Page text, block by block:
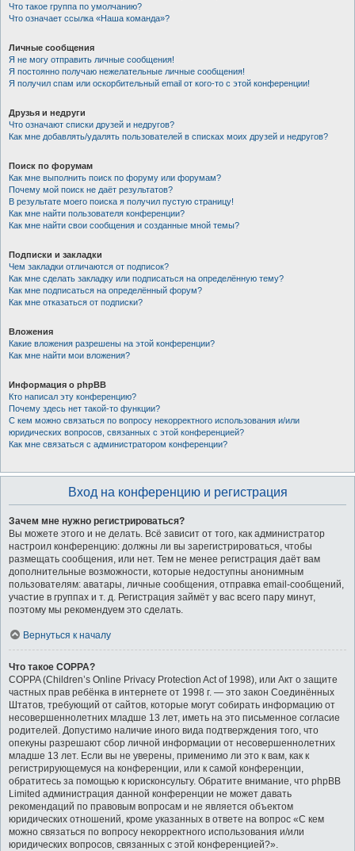
Что такое группа по умолчанию?
Что означает ссылка «Наша команда»?
Личные сообщения
Я не могу отправить личные сообщения!
Я постоянно получаю нежелательные личные сообщения!
Я получил спам или оскорбительный email от кого-то с этой конференции!
Друзья и недруги
Что означают списки друзей и недругов?
Как мне добавлять/удалять пользователей в списках моих друзей и недругов?
Поиск по форумам
Как мне выполнить поиск по форуму или форумам?
Почему мой поиск не даёт результатов?
В результате моего поиска я получил пустую страницу!
Как мне найти пользователя конференции?
Как мне найти свои сообщения и созданные мной темы?
Подписки и закладки
Чем закладки отличаются от подписок?
Как мне сделать закладку или подписаться на определённую тему?
Как мне подписаться на определённый форум?
Как мне отказаться от подписки?
Вложения
Какие вложения разрешены на этой конференции?
Как мне найти мои вложения?
Информация о phpBB
Кто написал эту конференцию?
Почему здесь нет такой-то функции?
С кем можно связаться по вопросу некорректного использования и/или
юридических вопросов, связанных с этой конференцией?
Как мне связаться с администратором конференции?
Вход на конференцию и регистрация
Зачем мне нужно регистрироваться?
Вы можете этого и не делать. Всё зависит от того, как администратор
настроил конференцию: должны ли вы зарегистрироваться, чтобы
размещать сообщения, или нет. Тем не менее регистрация даёт вам
дополнительные возможности, которые недоступны анонимным
пользователям: аватары, личные сообщения, отправка email-сообщений,
участие в группах и т. д. Регистрация займёт у вас всего пару минут,
поэтому мы рекомендуем это сделать.
Вернуться к началу
Что такое COPPA?
COPPA (Children’s Online Privacy Protection Act of 1998), или Акт о защите
частных прав ребёнка в интернете от 1998 г. — это закон Соединённых
Штатов, требующий от сайтов, которые могут собирать информацию от
несовершеннолетних младше 13 лет, иметь на это письменное согласие
родителей. Допустимо наличие иного вида подтверждения того, что
опекуны разрешают сбор личной информации от несовершеннолетних
младше 13 лет. Если вы не уверены, применимо ли это к вам, как к
регистрирующемуся на конференции, или к самой конференции,
обратитесь за помощью к юрисконсульту. Обратите внимание, что phpBB
Limited администрация данной конференции не может давать
рекомендаций по правовым вопросам и не является объектом
юридических отношений, кроме указанных в ответе на вопрос «С кем
можно связаться по вопросу некорректного использования и/или
юридических вопросов, связанных с этой конференцией?».